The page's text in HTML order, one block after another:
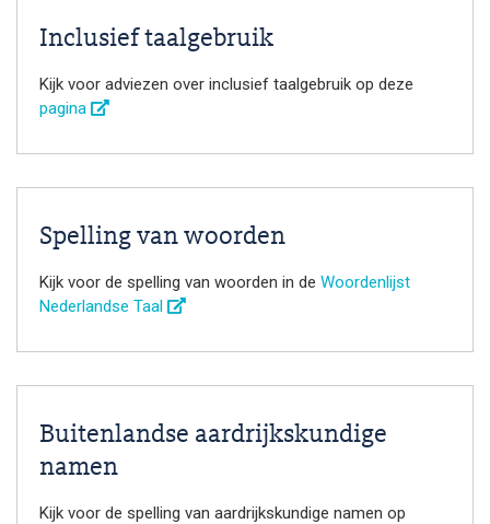
Inclusief taalgebruik
Kijk voor adviezen over inclusief taalgebruik op deze
pagina
Spelling van woorden
Kijk voor de spelling van woorden in de Woordenlijst
Nederlandse Taal
Buitenlandse aardrijkskundige
namen
Kijk voor de spelling van aardrijkskundige namen op